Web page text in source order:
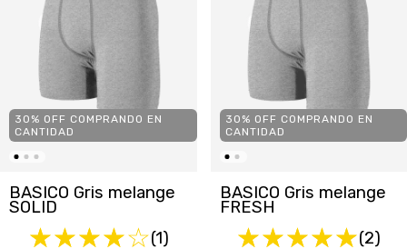
30% OFF COMPRANDO EN
CANTIDAD
BASICO Gris melange
SOLID
(1)
30% OFF COMPRANDO EN
CANTIDAD
BASICO Gris melange
FRESH
(2)